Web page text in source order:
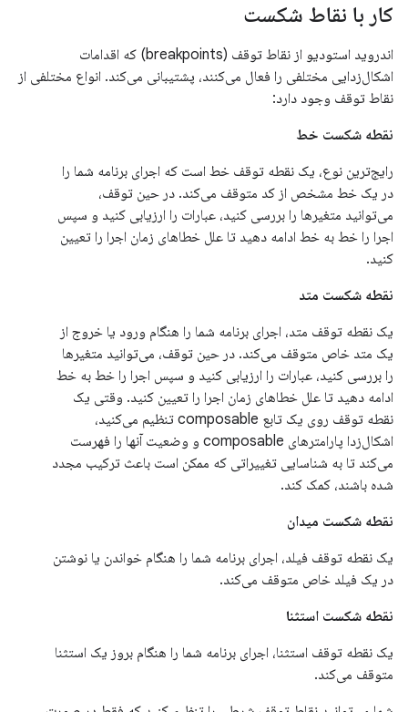
کار با نقاط شکست
اندروید استودیو از نقاط توقف (breakpoints) که اقدامات
اشکال‌زدایی مختلفی را فعال می‌کنند، پشتیبانی می‌کند. انواع مختلفی از
نقاط توقف وجود دارد:
نقطه شکست خط
رایج‌ترین نوع، یک نقطه توقف خط است که اجرای برنامه شما را
در یک خط مشخص از کد متوقف می‌کند. در حین توقف،
می‌توانید متغیرها را بررسی کنید، عبارات را ارزیابی کنید و سپس
اجرا را خط به خط ادامه دهید تا علل خطاهای زمان اجرا را تعیین
کنید.
نقطه شکست متد
یک نقطه توقف متد، اجرای برنامه شما را هنگام ورود یا خروج از
یک متد خاص متوقف می‌کند. در حین توقف، می‌توانید متغیرها
را بررسی کنید، عبارات را ارزیابی کنید و سپس اجرا را خط به خط
ادامه دهید تا علل خطاهای زمان اجرا را تعیین کنید. وقتی یک
نقطه توقف روی یک تابع composable تنظیم می‌کنید،
اشکال‌زدا پارامترهای composable و وضعیت آنها را فهرست
می‌کند تا به شناسایی تغییراتی که ممکن است باعث ترکیب مجدد
شده باشند، کمک کند.
نقطه شکست میدان
یک نقطه توقف فیلد، اجرای برنامه شما را هنگام خواندن یا نوشتن
در یک فیلد خاص متوقف می‌کند.
نقطه شکست استثنا
یک نقطه توقف استثنا، اجرای برنامه شما را هنگام بروز یک استثنا
متوقف می‌کند.